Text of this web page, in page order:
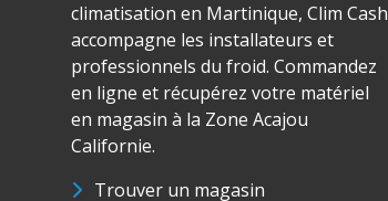
climatisation en Martinique, Clim Cash
accompagne les installateurs et
professionnels du froid. Commandez
en ligne et récupérez votre matériel
en magasin à la Zone Acajou
Californie.
Trouver un magasin